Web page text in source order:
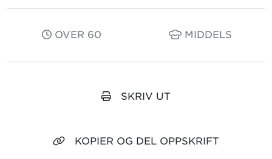
OVER 60 MIDDELS
SKRIV UT
KOPIER OG DEL OPPSKRIFT